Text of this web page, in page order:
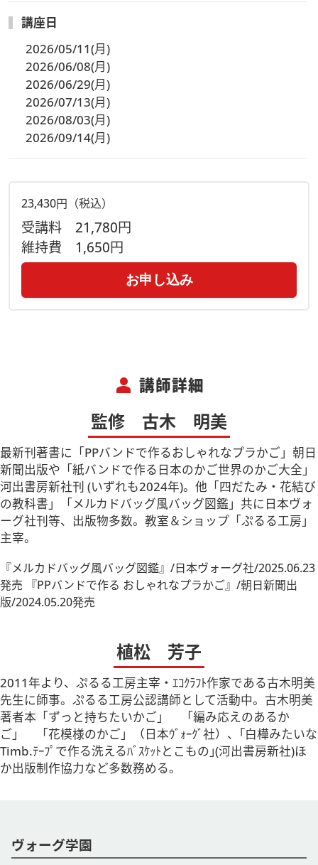
講座日
2026/05/11(月)
2026/06/08(月)
2026/06/29(月)
2026/07/13(月)
2026/08/03(月)
2026/09/14(月)
23,430円（税込）
受講料 21,780円
維持費 1,650円
お申し込み
person 講師詳細
監修 古木 明美
最新刊著書に「PPバンドで作るおしゃれなプラかご」朝日
新聞出版や「紙バンドで作る日本のかご世界のかご大全」
河出書房新社刊 (いずれも2024年)。他「四だたみ・花結び
の教科書」「メルカドバッグ風バッグ図鑑」共に日本ヴォ
ーグ社刊等、出版物多数。教室＆ショップ「ぷるる工房」
主宰。
『メルカドバッグ風バッグ図鑑』/日本ヴォーグ社/2025.06.23
発売 『PPバンドで作る おしゃれなプラかご』/朝日新聞出
版/2024.05.20発売
植松 芳子
2011年より、ぷるる工房主宰・ｴｺｸﾗﾌﾄ作家である古木明美
先生に師事。ぷるる工房公認講師として活動中。古木明美
著者本「ずっと持ちたいかご」 「編み応えのあるか
ご」 「花模様のかご」（日本ｳﾞｫｰｸﾞ社）、｢白樺みたいな
Timb.ﾃｰﾌﾟで作る洗えるﾊﾞｽｹｯﾄとこもの｣(河出書房新社)ほ
か出版制作協力など多数務める。
ヴォーグ学園